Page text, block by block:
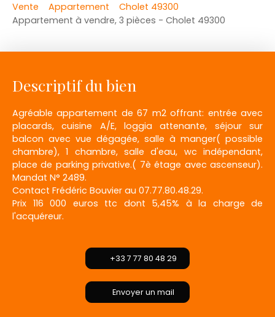
Vente Appartement
Cholet 49300
Appartement à vendre, 3 pièces - Cholet 49300
Descriptif du bien
Agréable appartement de 67 m2 offrant: entrée avec
placards, cuisine A/E, loggia attenante, séjour sur
balcon avec vue dégagée, salle à manger( possible
chambre), 1 chambre, salle d'eau, wc indépendant,
place de parking privative.( 7è étage avec ascenseur).
Mandat N° 2489.
Contact Frédéric Bouvier au 07.77.80.48.29.
Prix 116 000 euros ttc dont 5,45% à la charge de
l'acquéreur.
+33 7 77 80 48 29
Envoyer un mail